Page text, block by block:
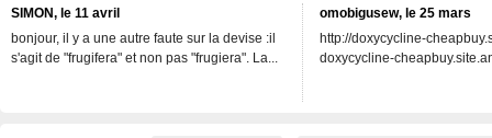
SIMON, le 11 avril
bonjour, il y a une autre faute sur la devise :il
s'agit de "frugifera" et non pas "frugiera". La...
omobigusew, le 25 mars
http://doxycycline-
doxycycline-